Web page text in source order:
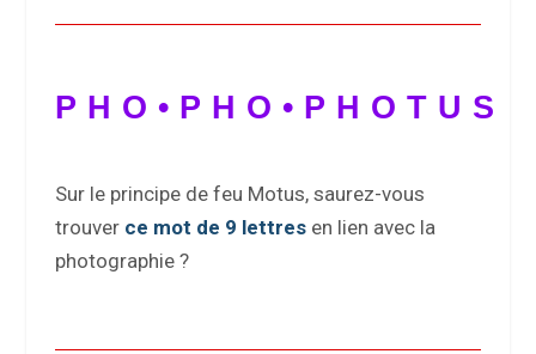
PHO•PHO•PHOTUS
Sur le principe de feu Motus, saurez-vous
trouver ce mot de 9 lettresen lien avec la
photographie ?